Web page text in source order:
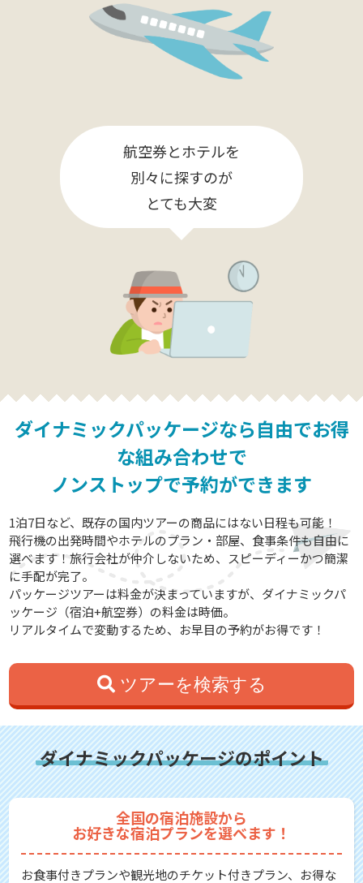
航空券とホテルを
別々に探すのが
とても大変
ダイナミックパッケージなら自由でお得
な組み合わせで
ノンストップで予約ができます
1泊7日など、既存の国内ツアーの商品にはない日程も可能！
飛行機の出発時間やホテルのプラン・部屋、食事条件も自由に
選べます！旅行会社が仲介しないため、スピーディーかつ簡潔
に手配が完了。
パッケージツアーは料金が決まっていますが、ダイナミックパ
ッケージ（宿泊+航空券）の料金は時価。
リアルタイムで変動するため、お早目の予約がお得です！
ツアーを検索する
ダイナミックパッケージのポイント
全国の宿泊施設から
お好きな宿泊プランを選べます！
お食事付きプランや観光地のチケット付きプラン、お得な